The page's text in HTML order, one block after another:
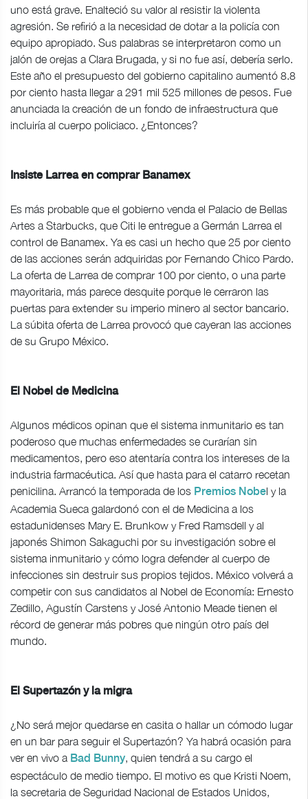
uno está grave. Enalteció su valor al resistir la violenta
agresión. Se refirió a la necesidad de dotar a la policía con
equipo apropiado. Sus palabras se interpretaron como un
jalón de orejas a Clara Brugada, y si no fue así, debería serlo.
Este año el presupuesto del gobierno capitalino aumentó 8.8
por ciento hasta llegar a 291 mil 525 millones de pesos. Fue
anunciada la creación de un fondo de infraestructura que
incluiría al cuerpo policiaco. ¿Entonces?
Insiste Larrea en comprar Banamex
Es más probable que el gobierno venda el Palacio de Bellas
Artes a Starbucks, que Citi le entregue a Germán Larrea el
control de Banamex. Ya es casi un hecho que 25 por ciento
de las acciones serán adquiridas por Fernando Chico Pardo.
La oferta de Larrea de comprar 100 por ciento, o una parte
mayoritaria, más parece desquite porque le cerraron las
puertas para extender su imperio minero al sector bancario.
La súbita oferta de Larrea provocó que cayeran las acciones
de su Grupo México.
El Nobel de Medicina
Algunos médicos opinan que el sistema inmunitario es tan
poderoso que muchas enfermedades se curarían sin
medicamentos, pero eso atentaría contra los intereses de la
industria farmacéutica. Así que hasta para el catarro recetan
penicilina. Arrancó la temporada de los Premios Nobel y la
Academia Sueca galardonó con el de Medicina a los
estadunidenses Mary E. Brunkow y Fred Ramsdell y al
japonés Shimon Sakaguchi por su investigación sobre el
sistema inmunitario y cómo logra defender al cuerpo de
infecciones sin destruir sus propios tejidos. México volverá a
competir con sus candidatos al Nobel de Economía: Ernesto
Zedillo, Agustín Carstens y José Antonio Meade tienen el
récord de generar más pobres que ningún otro país del
mundo.
El Supertazón y la migra
¿No será mejor quedarse en casita o hallar un cómodo lugar
en un bar para seguir el Supertazón? Ya habrá ocasión para
ver en vivo aBad Bunny, quien tendrá a su cargo el
espectáculo de medio tiempo. El motivo es que Kristi Noem,
la secretaria de Seguridad Nacional de Estados Unidos,